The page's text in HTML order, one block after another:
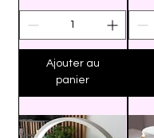
Ajouter au
panier